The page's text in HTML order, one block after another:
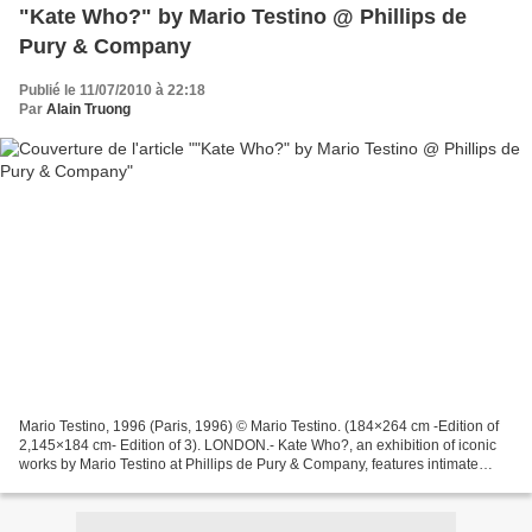
"Kate Who?" by Mario Testino @ Phillips de
Pury & Company
Publié le 11/07/2010 à 22:18
Par Alain Truong
Mario Testino, 1996 (Paris, 1996) © Mario Testino. (184×264 cm -Edition of
2,145×184 cm- Edition of 3). LONDON.- Kate Who?, an exhibition of iconic
works by Mario Testino at Phillips de Pury & Company, features intimate